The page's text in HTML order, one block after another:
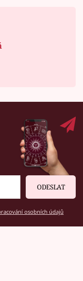
ODESLAT
osobních údajů